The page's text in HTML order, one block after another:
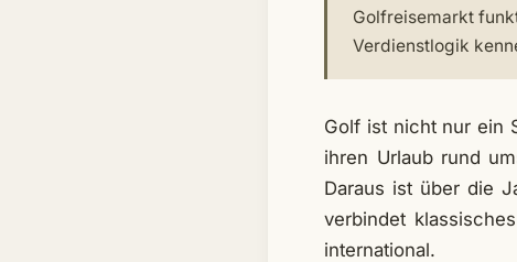
Golfreisemarkt
Verdienstlogik
Golf ist nicht nur ein
ihren Urlaub rund
Daraus ist über die
verbindet
international.